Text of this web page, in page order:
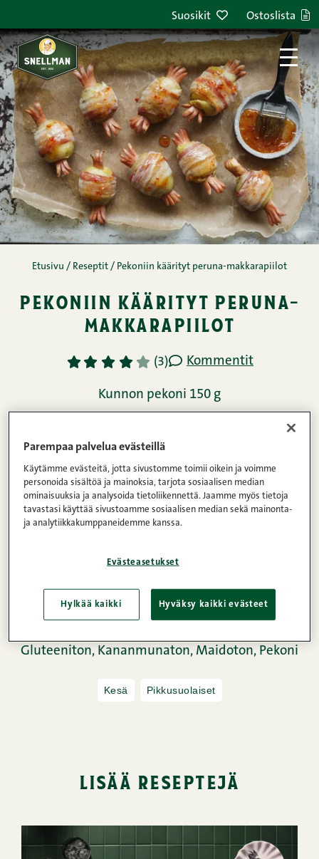
Suosikit Ostoslista
Etusivu / Reseptit / Pekoniin käärityt peruna-makkarapiilot
pekoniin käärityt peruna-
makkarapiilot
1 2 3 4 5 (3) Kommentit
Kunnon pekoni 150 g
Ainekset
Ohje
Ravintosisältö
Gluteeniton, Kananmunaton, Maidoton, Pekoni
Kesä Pikkusuolaiset
lisää reseptejä
Parempaa palvelua evästeillä
Käytämme evästeitä, jotta sivustomme toimii oikein ja voimme
personoida sisältöä ja mainoksia, tarjota sosiaalisen median
ominaisuuksia ja analysoida tietoliikennettä. Jaamme myös tietoja
tavastasi käyttää sivustoamme sosiaalisen median sekä mainonta-
ja analytiikkakumppaneidemme kanssa.
Evästeasetukset
Hylkää kaikki Hyväksy kaikki evästeet